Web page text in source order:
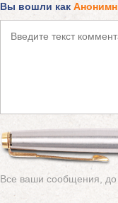
Вы вошли как
Все ваши сообщения, до